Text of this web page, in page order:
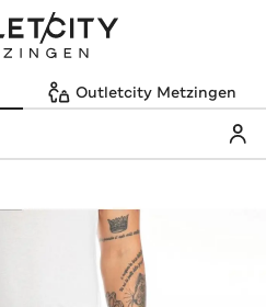
Outletcity Metzingen